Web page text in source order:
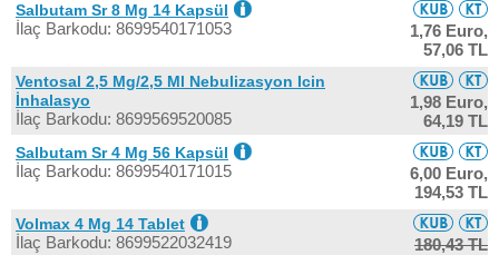
Salbutam Sr 8 Mg 14 Kapsül
İlaç Barkodu: 8699540171053
1,76 Euro,
57,06 TL
Ventosal 2,5 Mg/2,5 Ml Nebulizasyon Icin
İnhalasyo
İlaç Barkodu: 8699569520085
1,98 Euro,
64,19 TL
Salbutam Sr 4 Mg 56 Kapsül
İlaç Barkodu: 8699540171015
6,00 Euro,
194,53 TL
Volmax 4 Mg 14 Tablet
İlaç Barkodu: 8699522032419 180,43 TL